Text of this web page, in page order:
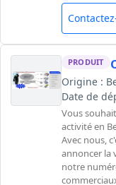
PRODUIT
Origine :
Date de
Vous
activité en
Avec nous,
annoncer la
notre